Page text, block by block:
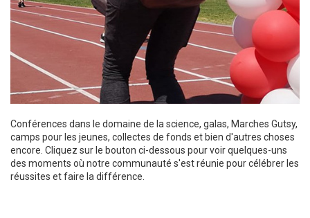
Conférences dans le domaine de la science, galas, Marches Gutsy,
camps pour les jeunes, collectes de fonds et bien d'autres choses
encore. Cliquez sur le bouton ci-dessous pour voir quelques-uns
des moments où notre communauté s'est réunie pour célébrer les
réussites et faire la différence.